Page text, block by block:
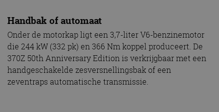
Handbak of automaat
Onder de motorkap ligt een 3,7-liter V6-benzinemotor
die 244 kW (332 pk) en 366 Nm koppel produceert. De
370Z 50th Anniversary Edition is verkrijgbaar met een
handgeschakelde zesversnellingsbak of een
zeventraps automatische transmissie.